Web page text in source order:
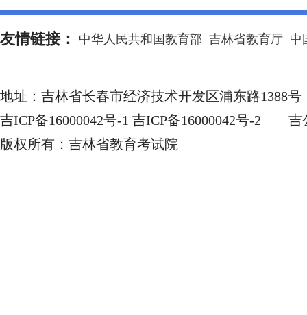
友情链接： 中华人民共和国教育部 吉林省教育厅 中
地址： 吉林省长春市经济技术开发区浦东路1388号
吉ICP备16000042号-1 吉ICP备16000042号-2
吉
版权所有： 吉林省教育考试院